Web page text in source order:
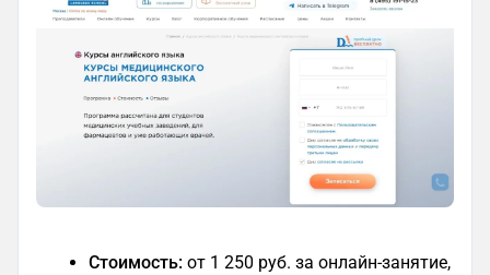
Стоимость: от 1 250 руб. за онлайн-занятие,